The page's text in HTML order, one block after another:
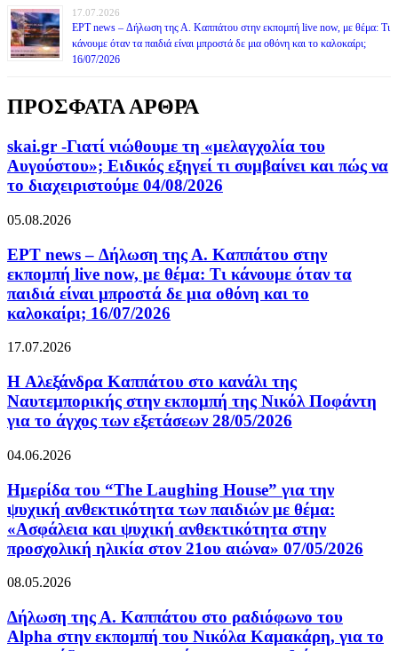
17.07.2026
ΕΡΤ news – Δήλωση της Α. Καππάτου στην εκπομπή live now, με θέμα: Τι
κάνουμε όταν τα παιδιά είναι μπροστά δε μια οθόνη και το καλοκαίρι;
16/07/2026
ΠΡΟΣΦΑΤΑ ΑΡΘΡΑ
skai.gr -Γιατί νιώθουμε τη «μελαγχολία του
Αυγούστου»; Ειδικός εξηγεί τι συμβαίνει και πώς να
το διαχειριστούμε 04/08/2026
05.08.2026
ΕΡΤ news – Δήλωση της Α. Καππάτου στην
εκπομπή live now, με θέμα: Τι κάνουμε όταν τα
παιδιά είναι μπροστά δε μια οθόνη και το
καλοκαίρι; 16/07/2026
17.07.2026
H Αλεξάνδρα Καππάτου στο κανάλι της
Ναυτεμπορικής στην εκπομπή της Νικόλ Ποφάντη
για το άγχος των εξετάσεων 28/05/2026
04.06.2026
Ημερίδα του “The Laughing House” για την
ψυχική ανθεκτικότητα των παιδιών με θέμα:
«Ασφάλεια και ψυχική ανθεκτικότητα στην
προσχολική ηλικία στον 21ου αιώνα» 07/05/2026
08.05.2026
Δήλωση της Α. Καππάτου στο ραδιόφωνο του
Alpha στην εκπομπή του Νικόλα Καμακάρη, για το